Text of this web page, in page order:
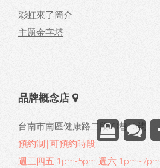
彩虹來了簡介
主題金字塔
品牌概念店
台南市南區健康路二段73巷16號
預約制|可預約時段
週三四五 1pm-5pm 週六 1pm~7pm